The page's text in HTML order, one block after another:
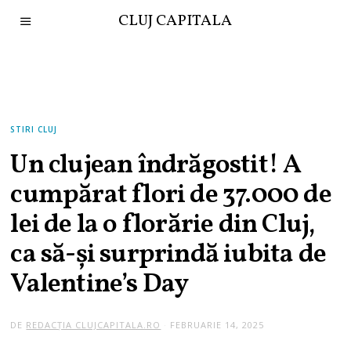
CLUJ CAPITALA
STIRI CLUJ
Un clujean îndrăgostit! A
cumpărat flori de 37.000 de
lei de la o florărie din Cluj,
ca să-și surprindă iubita de
Valentine’s Day
DE REDACȚIA CLUJCAPITALA.RO FEBRUARIE 14, 2025